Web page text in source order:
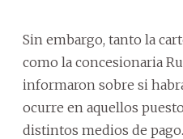
Sin embargo, tanto la
como la concesionaria
informaron sobre si
ocurre en aquellos
distintos medios de pago.